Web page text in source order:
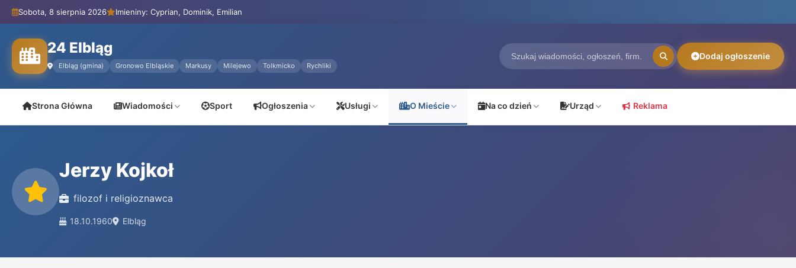
Sobota, 8 sierpnia 2026 Imieniny: Cyprian, Dominik, Emilian
24 Elbląg
Elbląg (gmina) Gronowo Elbląskie Markusy Milejewo Tolkmicko Rychliki
Dodaj ogłoszenie
Strona Główna Wiadomości Sport Ogłoszenia Usługi O Mieście Na co dzień Urząd Reklama
Jerzy Kojkoł
filozof i religioznawca
18.10.1960 Elbląg